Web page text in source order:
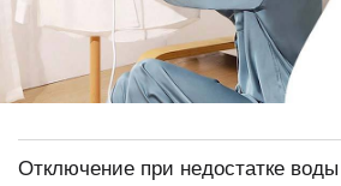
Отключение при недостатке воды